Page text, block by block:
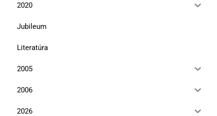
2020
Jubileum
Literatúra
2005
2006
2026